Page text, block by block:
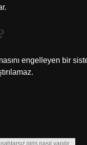
engelleyen bir
giriş nasıl yapılır